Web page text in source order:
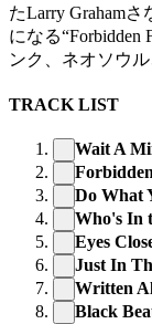
たLarry Graham
になる
ンク、ネオソウ
TRACK LIST
Wait A
Do What
Who's In
Eyes
Just In
Written
Black